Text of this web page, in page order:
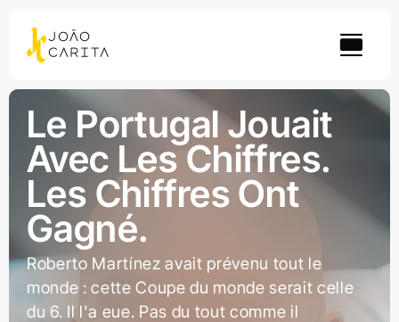
content
Le Portugal Jouait
Avec Les Chiffres.
Les Chiffres Ont
Gagné.
Roberto Martínez avait prévenu tout le
monde : cette Coupe du monde serait celle
du 6. Il l'a eue. Pas du tout comme il